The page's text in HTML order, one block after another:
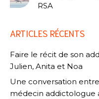
RSA
ARTICLES RÉCENTS
Faire le récit de son
Julien, Anita et Noa
Une conversation
médecin addictologue